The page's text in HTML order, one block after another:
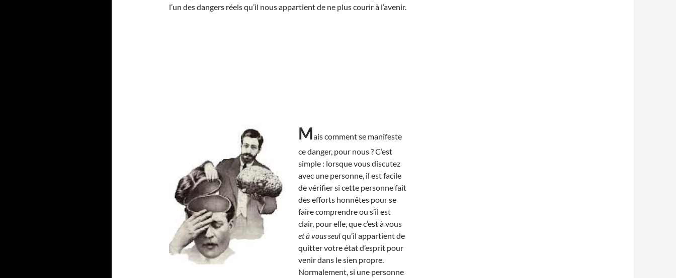
l’un des dangers réels qu’il nous appartient de ne plus courir à l’avenir.
Mais comment se manifeste
ce danger, pour nous ? C’est
simple : lorsque vous discutez
avec une personne, il est facile
de vérifier si cette personne fait
des efforts honnêtes pour se
faire comprendre ou s’il est
clair, pour elle, que c’est à vous
et à vous seulqu’il appartient de
quitter votre état d’esprit pour
venir dans le sien propre.
Normalement, si une personne